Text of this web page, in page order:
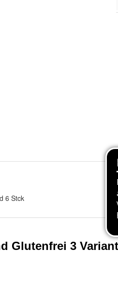
1 Stck, 3 Stck und 6 Stck